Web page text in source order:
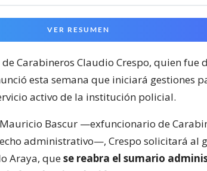
VER RESUMEN
Carabineros Claudio Crespo, quien fue
esta semana que iniciará gestiones
activo de la institución policial.
Bascur —exfuncionario de
administrativo—, Crespo solicitará al
Araya, quese reabra el sumario